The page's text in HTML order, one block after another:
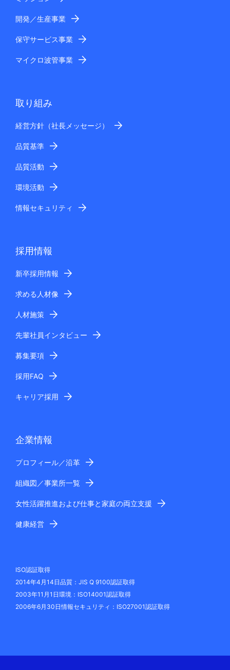
開発／生産事業
保守サービス事業
マイクロ波管事業
取り組み
経営方針（社長メッセージ）
品質基準
品質活動
環境活動
情報セキュリティ
採用情報
新卒採用情報
求める人材像
人材施策
先輩社員インタビュー
募集要項
採用FAQ
キャリア採用
企業情報
プロフィール／沿革
組織図／事業所一覧
女性活躍推進および仕事と家庭の両立支援
健康経営
ISO認証取得
2014年4月14日品質：JIS Q 9100認証取得
2003年11月1日環境：ISO14001認証取得
2006年6月30日情報セキュリティ：ISO27001認証取得